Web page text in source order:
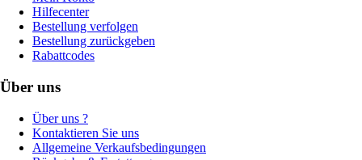
Hilfecenter
Bestellung verfolgen
Bestellung zurückgeben
Rabattcodes
Über uns
Über uns ?
Kontaktieren Sie uns
Allgemeine Verkaufsbedingungen